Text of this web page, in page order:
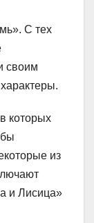
С тех
своим
которых
из
и Лисица»